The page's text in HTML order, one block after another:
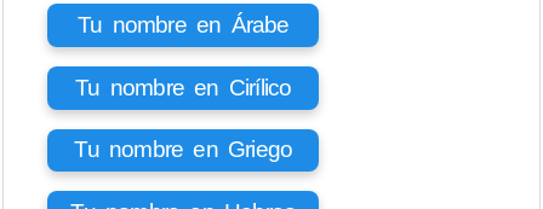
Tu nombre en Árabe
Tu nombre en Cirílico
Tu nombre en Griego